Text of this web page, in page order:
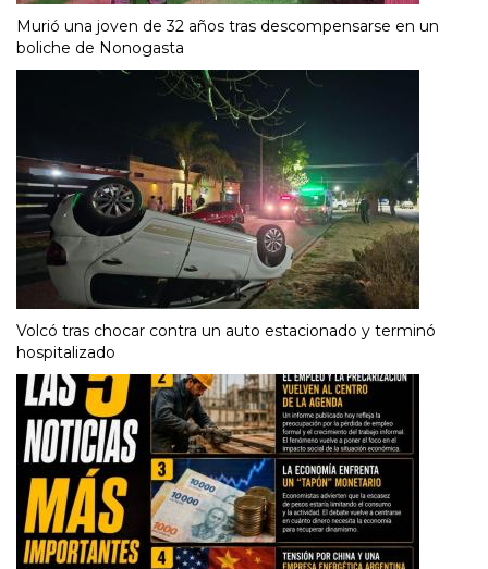
Murió una joven de 32 años tras descompensarse en un
boliche de Nonogasta
Volcó tras chocar contra un auto estacionado y terminó
hospitalizado